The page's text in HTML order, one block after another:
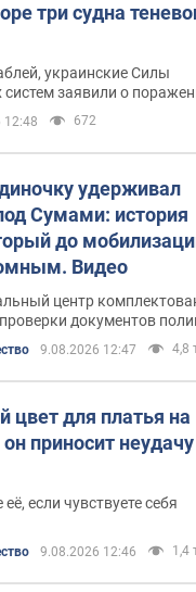
три судна
украинские Силы
систем заявили о
средств
обороны на
12:48 672
удерживал
Сумами: история
до
Видео
центр
документов
9.08.2026 12:47 4,8
цвет для платья на
приносит
если чувствуете себя
9.08.2026 12:46 1,4